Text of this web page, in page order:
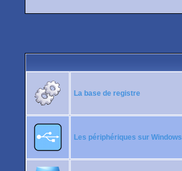
La base de registre
Les périphériques sur Windows